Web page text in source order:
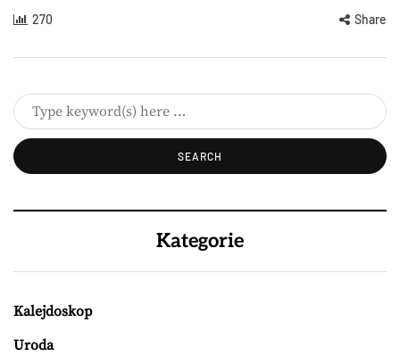
270 Share
Kategorie
Kalejdoskop
Uroda